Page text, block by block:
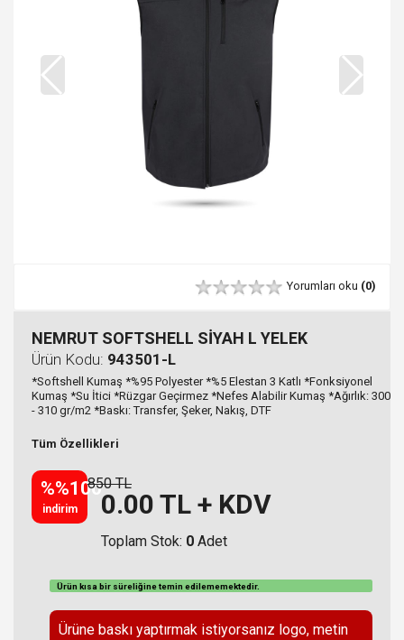
Yorumları oku (0)
NEMRUT SOFTSHELL SİYAH L YELEK
Ürün Kodu: 943501-L
*Softshell Kumaş *%95 Polyester *%5 Elestan 3 Katlı *Fonksiyonel
Kumaş *Su İtici *Rüzgar Geçirmez *Nefes Alabilir Kumaş *Ağırlık: 300
- 310 gr/m2 *Baskı: Transfer, Şeker, Nakış, DTF
Tüm Özellikleri
%%100
indirim
850 TL
0.00 TL + KDV
Toplam Stok: 0 Adet
Ürün kısa bir süreliğine temin edilememektedir.
Ürüne baskı yaptırmak istiyorsanız logo, metin